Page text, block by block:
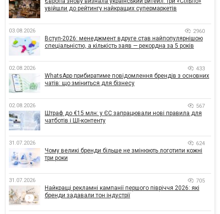
увійшли до рейтингу найкращих супермаркетів
03.08.2026 2960
Вступ-2026: менеджмент вдруге став найпопулярнішою
спеціальністю, а кількість заяв — рекордна за 5 років
02.08.2026 433
WhatsApp прибиратиме повідомлення брендів з основних
чатів: що зміниться для бізнесу
02.08.2026 567
Штраф до €15 млн: у ЄС запрацювали нові правила для
чатботів і ШІ-контенту
31.07.2026 624
Чому великі бренди більше не змінюють логотипи кожні
три роки
31.07.2026 705
Найкращі рекламні кампанії першого півріччя 2026: які
бренди задавали тон індустрії